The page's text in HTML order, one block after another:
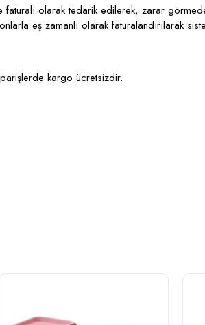
olarak tedarik edilerek, zarar
eş zamanlı olarak faturalandırılarak
kargo ücretsizdir.